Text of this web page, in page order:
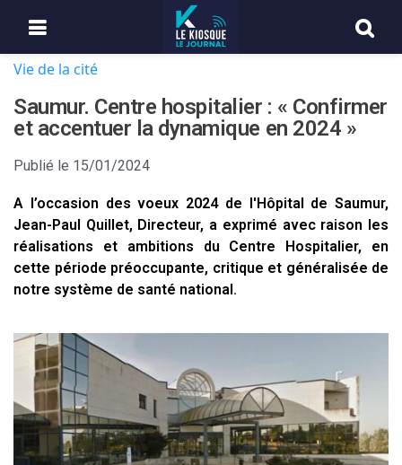
Vie de la cité
Saumur. Centre hospitalier : « Confirmer
et accentuer la dynamique en 2024 »
Publié le 15/01/2024
A l’occasion des voeux 2024 de l'Hôpital de Saumur,
Jean-Paul Quillet, Directeur, a exprimé avec raison les
réalisations et ambitions du Centre Hospitalier, en
cette période préoccupante, critique et généralisée de
notre système de santé national.